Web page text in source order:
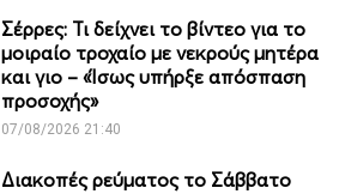
Σέρρες: Τι δείχνει το βίντεο για το
μοιραίο τροχαίο με νεκρούς μητέρα
και γιο – «Ίσως υπήρξε απόσπαση
προσοχής»
07/08/2026 21:40
Διακοπές ρεύματος το Σάββατο